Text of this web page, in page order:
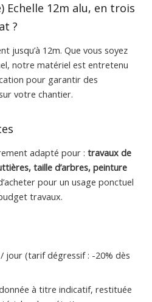
Echelle 12m alu, en trois
?
jusqu’à 12m. Que vous soyez
notre matériel est entretenu
pour garantir des
votre chantier.
adapté pour : travaux de
taille d’arbres, peinture
pour un usage ponctuel
travaux.
jour (tarif dégressif : -20% dès
à titre indicatif, restituée